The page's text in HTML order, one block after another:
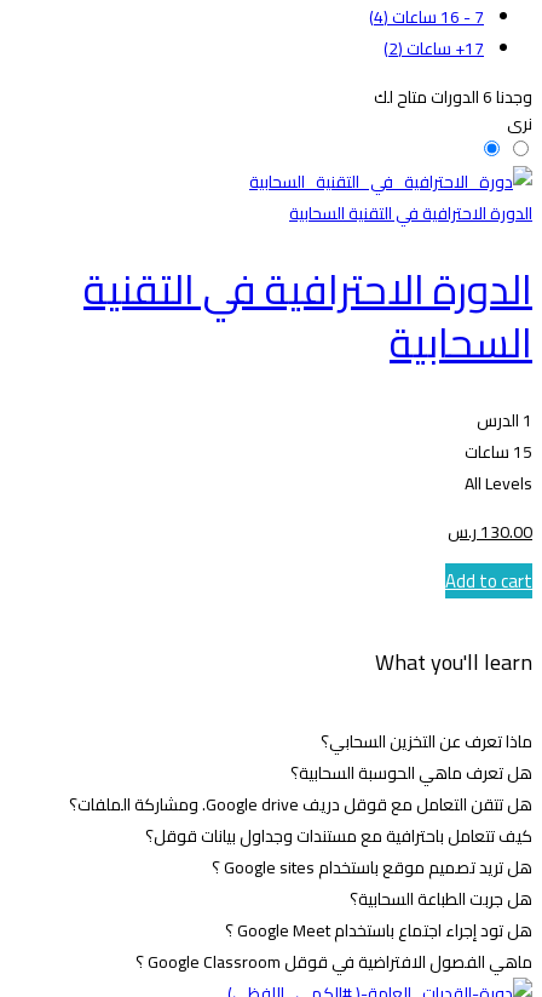
7 - 16 ساعات
(4)
17+ ساعات
(2)
وجدنا6الدورات متاح لك
نرى
الدورة الاحترافية في التقنية السحابية
الدورة الاحترافية في التقنية
السحابية
1 الدرس
15 ساعات
All Levels
130.00 ر.س
Add to cart
What you'll learn
ماذا تعرف عن التخزين السحابي؟
هل تعرف ماهي الحوسبة السحابية؟
هل تتقن التعامل مع قوقل دريف Google drive. ومشاركة الملفات؟
كيف تتعامل باحترافية مع مستندات وجداول بيانات قوقل؟
هل تريد تصميم موقع باستخدام Google sites ؟
هل جربت الطباعة السحابية؟
هل تود إجراء اجتماع باستخدام Google Meet ؟
ماهي الفصول الافتراضية في قوقل Google Classroom ؟